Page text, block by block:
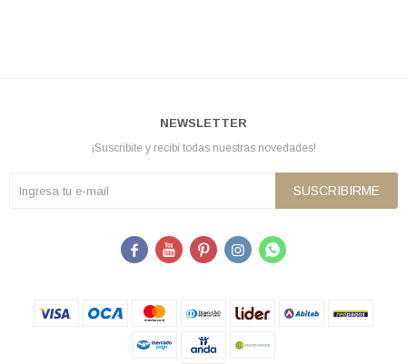
NEWSLETTER
¡Suscribite y recibí todas nuestras novedades!
SUSCRIBIRME
    